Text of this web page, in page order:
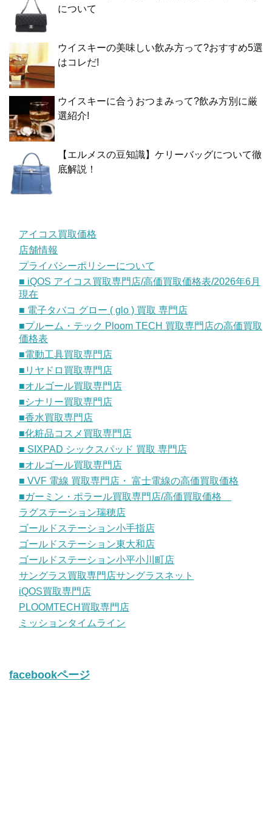
について
ウイスキーの美味しい飲み方って?おすすめ5選
はコレだ!
ウイスキーに合うおつまみって?飲み方別に厳
選紹介!
【エルメスの豆知識】ケリーバッグについて徹
底解説！
アイコス買取価格
店舗情報
プライバシーポリシーについて
■ iQOS アイコス買取専門店/高価買取価格表/2026年6月
現在
■ 電子タバコ グロー ( glo ) 買取 専門店
■プルーム・テック Ploom TECH 買取専門店の高価買取
価格表
■電動工具買取専門店
■リヤドロ買取専門店
■オルゴール買取専門店
■シナリー買取専門店
■香水買取専門店
■化粧品コスメ買取専門店
■ SIXPAD シックスパッド 買取 専門店
■オルゴール買取専門店
■ VVF 電線 買取専門店・ 富士電線の高価買取価格
■ガーミン・ポラール買取専門店/高価買取価格
ラグステーション瑞穂店
ゴールドステーション小手指店
ゴールドステーション東大和店
ゴールドステーション小平小川町店
サングラス買取専門店サングラスネット
iQOS買取専門店
PLOOMTECH買取専門店
ミッションタイムライン
facebookページ